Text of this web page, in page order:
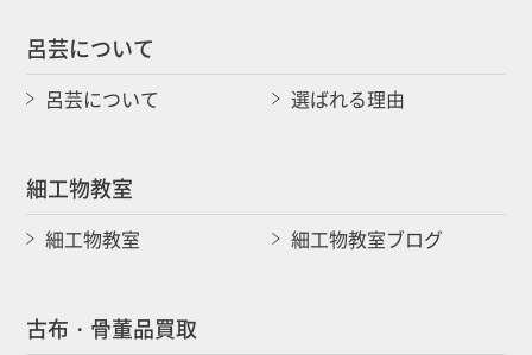
呂芸について
呂芸について 選ばれる理由
細工物教室
細工物教室 細工物教室ブログ
古布・骨董品買取